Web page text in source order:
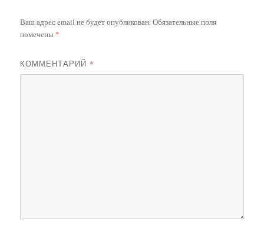
Ваш адрес email не будет опубликован.Обязательные поля
помечены *
КОММЕНТАРИЙ *